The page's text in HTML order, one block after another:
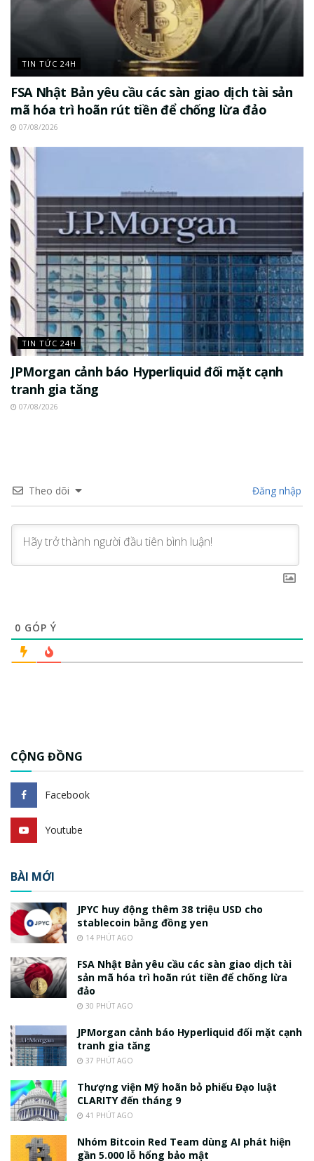
TIN TỨC 24H
FSA Nhật Bản yêu cầu các sàn giao dịch tài sản
mã hóa trì hoãn rút tiền để chống lừa đảo
07/08/2026
TIN TỨC 24H
JPMorgan cảnh báo Hyperliquid đối mặt cạnh
tranh gia tăng
07/08/2026
Theo dõi Đăng nhập
0 GÓP Ý
CỘNG ĐỒNG
Facebook
Youtube
BÀI MỚI
JPYC huy động thêm 38 triệu USD cho
stablecoin bằng đồng yen
14 PHÚT AGO
FSA Nhật Bản yêu cầu các sàn giao dịch tài
sản mã hóa trì hoãn rút tiền để chống lừa
đảo
30 PHÚT AGO
JPMorgan cảnh báo Hyperliquid đối mặt cạnh
tranh gia tăng
37 PHÚT AGO
Thượng viện Mỹ hoãn bỏ phiếu Đạo luật
CLARITY đến tháng 9
41 PHÚT AGO
Nhóm Bitcoin Red Team dùng AI phát hiện
gần 5.000 lỗ hổng bảo mật